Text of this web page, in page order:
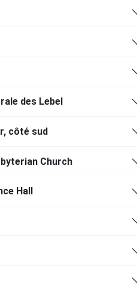
des Lebel
côté sud
Church
Hall